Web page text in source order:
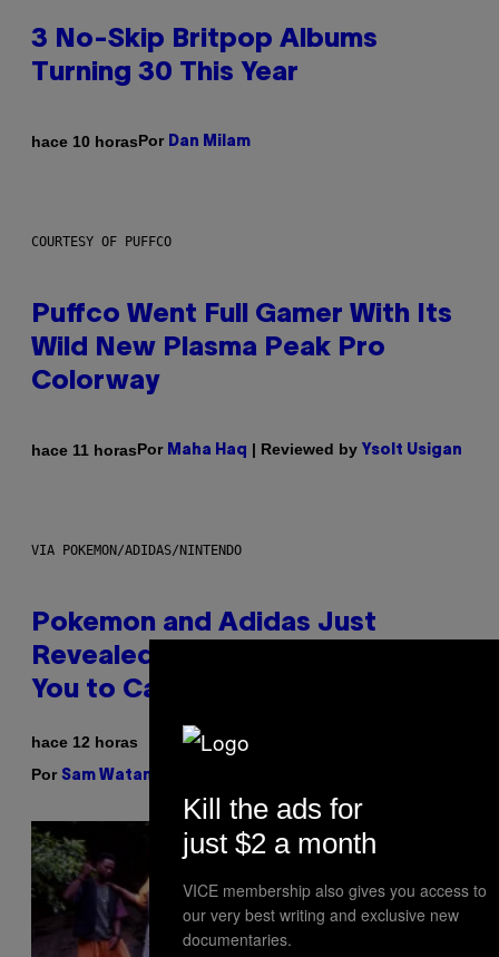
3 No-Skip Britpop Albums
Turning 30 This Year
hace 10 horasPor Dan Milam
COURTESY OF PUFFCO
Puffco Went Full Gamer With Its
Wild New Plasma Peak Pro
Colorway
hace 11 horasPor Maha Haq | Reviewed by Ysolt Usigan
VIA POKEMON/ADIDAS/NINTENDO
Pokemon and Adidas Just
Revealed 12 New Sneakers For
You to Catch
hace 12 horas
Por Sam Watanuki
Kill the ads for
just $2 a month
VICE membership also gives you access to
our very best writing and exclusive new
documentaries.